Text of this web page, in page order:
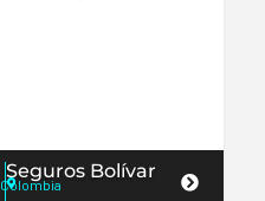
Seguros Bolívar
Colombia